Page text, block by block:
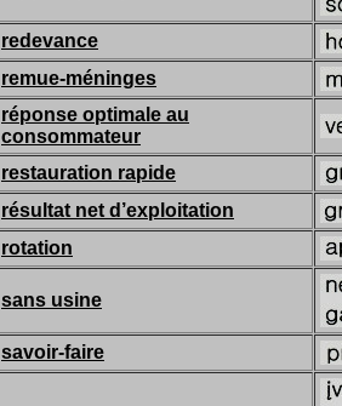
redevance
remue-méninges
réponse optimale au
consommateur
restauration rapide
résultat net d’exploitation
rotation
sans usine
savoir-faire